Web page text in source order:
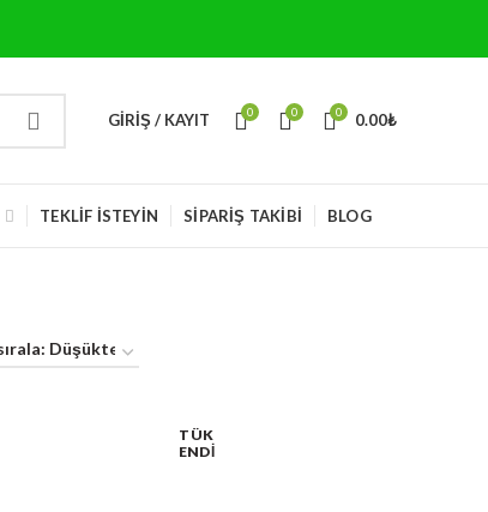
GIRIŞ / KAYIT 0 0 0 0.00₺
TEKLIF İSTEYIN SIPARIŞ TAKIBI BLOG
TÜK
ENDI